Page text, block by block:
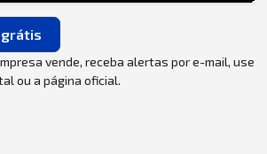
grátis
vende, receba alertas por e-mail, use
ou a página oficial.